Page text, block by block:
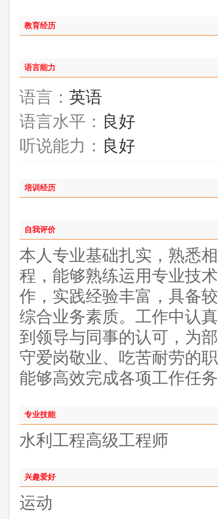
教育经历
语言能力
语言： 英语
语言水平： 良好
听说能力： 良好
培训经历
自我评价
本人专业基础扎实，熟悉
程，能够熟练运用专业技
作，实践经验丰富，具备
综合业务素质。工作中认
到领导与同事的认可，为
守爱岗敬业、吃苦耐劳的
能够高效完成各项工作任
专业技能
水利工程高级工程师
兴趣爱好
运动